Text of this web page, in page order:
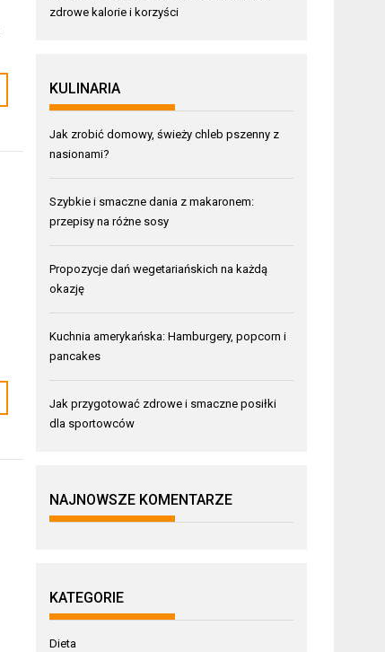
zdrowe kalorie i korzyści
KULINARIA
Jak zrobić domowy, świeży chleb pszenny z
nasionami?
Szybkie i smaczne dania z makaronem:
przepisy na różne sosy
Propozycje dań wegetariańskich na każdą
okazję
Kuchnia amerykańska: Hamburgery, popcorn i
pancakes
Jak przygotować zdrowe i smaczne posiłki
dla sportowców
NAJNOWSZE KOMENTARZE
KATEGORIE
Dieta